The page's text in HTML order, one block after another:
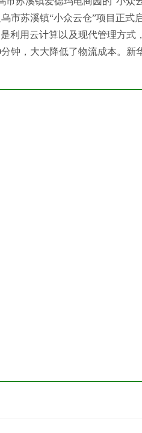
市苏溪镇“小众云仓”项目正式
利用云计算以及现代管理方
钟，大大降低了物流成本。 新